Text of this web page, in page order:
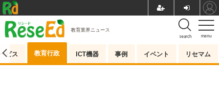
menu
search
教育業界ニュース
ビス 教育行政 ICT機器 事例 イベント リセマム